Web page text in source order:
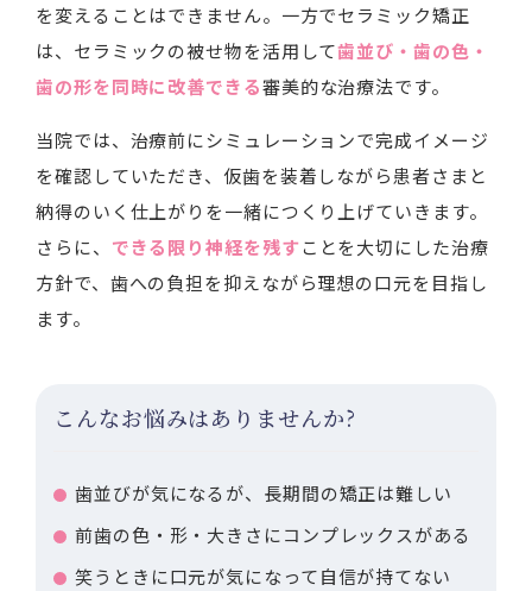
を変えることはできません。一方でセラミック矯正
は、セラミックの被せ物を活用して歯並び・歯の色・
歯の形を同時に改善できる審美的な治療法です。
当院では、治療前にシミュレーションで完成イメージ
を確認していただき、仮歯を装着しながら患者さまと
納得のいく仕上がりを一緒につくり上げていきます。
さらに、 できる限り神経を残すことを大切にした治療
方針で、歯への負担を抑えながら理想の口元を目指し
ます。
こんなお悩みはありませんか?
歯並びが気になるが、長期間の矯正は難しい
前歯の色・形・大きさにコンプレックスがある
笑うときに口元が気になって自信が持てない